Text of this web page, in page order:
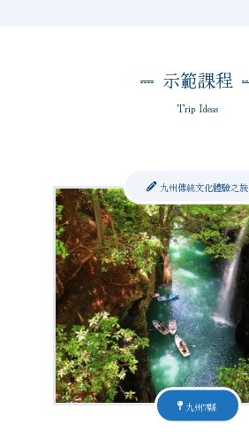
示範課程
Trip Ideas
九州7縣
九州傳統文化體驗之旅